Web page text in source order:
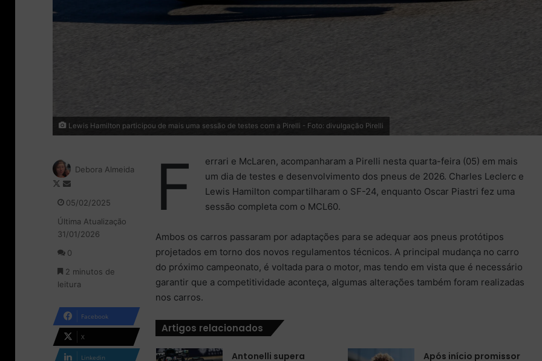
Lewis Hamilton participou de mais uma sessão de testes com a Pirelli - Foto: divulgação Pirelli
F
errari e McLaren, acompanharam a Pirelli nesta quarta-feira (05) em mais
um dia de testes e desenvolvimento dos pneus de 2026. Charles Leclerc e
Lewis Hamilton compartilharam o SF-24, enquanto Oscar Piastri fez uma
sessão completa com o MCL60.
Ambos os carros passaram por adaptações para se adequar aos pneus protótipos
projetados em torno dos novos regulamentos técnicos. A principal mudança no carro
do próximo campeonato, é voltada para o motor, mas tendo em vista que é necessário
garantir que a competitividade aconteça, algumas alterações também foram realizadas
nos carros.
Artigos relacionados
Antonelli supera
Após início promissor
Debora Almeida
F
l
o
n
X
d
e
e
-
i
l
05/02/2025
Última Atualização
31/01/2026
0
2 minutos de
leitura
Facebook
X
Linkedin